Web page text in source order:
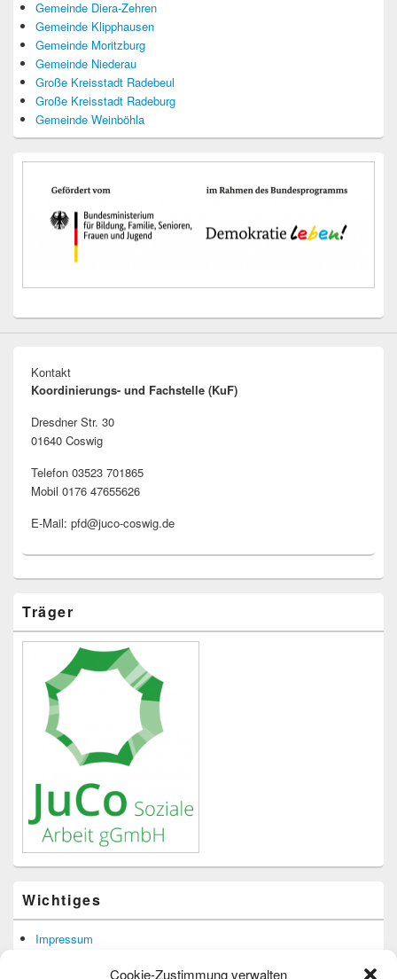
Cookie-Zustimmung verwalten
Gemeinde Diera-Zehren
Gemeinde Klipphausen
Gemeinde Moritzburg
Gemeinde Niederau
Große Kreisstadt Radebeul
Große Kreisstadt Radeburg
Gemeinde Weinböhla
Kontakt
Koordinierungs- und Fachstelle (KuF)
Dresdner Str. 30
01640 Coswig
Telefon 03523 701865
Mobil 0176 47655626
E-Mail: pfd@juco-coswig.de
Träger
Wichtiges
Impressum